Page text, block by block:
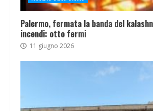
Palermo, fermata la banda del
incendi: otto fermi
11 giugno 2026